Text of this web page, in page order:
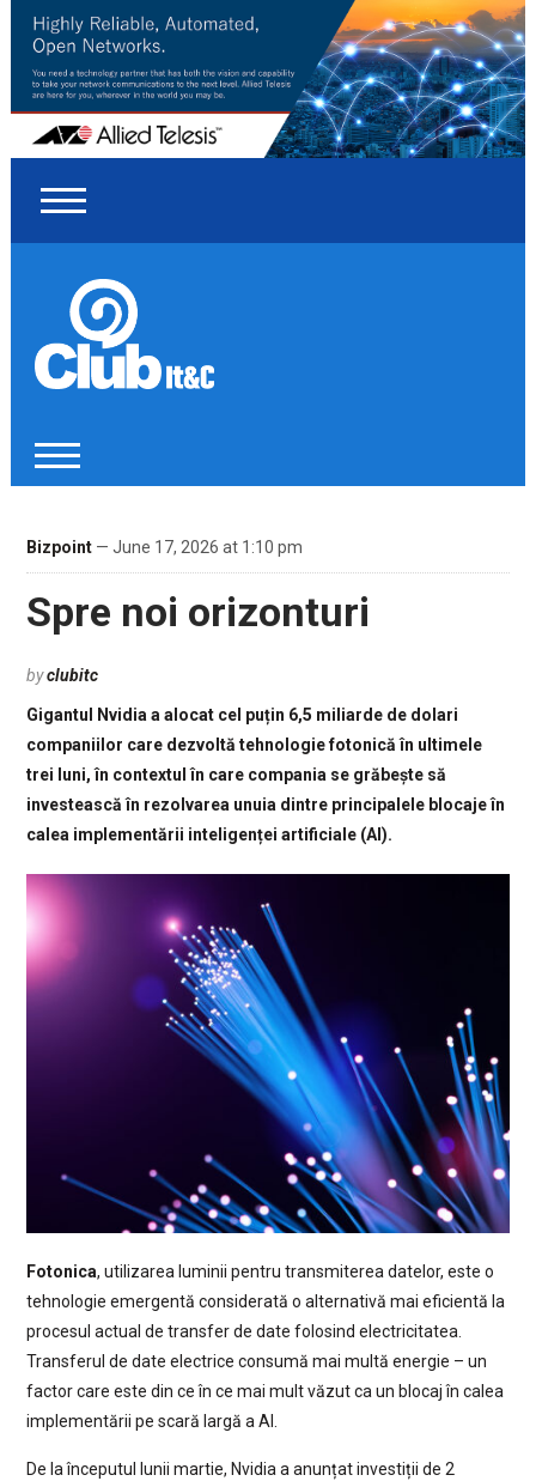
Bizpoint— June 17, 2026 at 1:10 pm
Spre noi orizonturi
byclubitc
Gigantul Nvidia a alocat cel puțin 6,5 miliarde de dolari
companiilor care dezvoltă tehnologie fotonică în ultimele
trei luni, în contextul în care compania se grăbește să
investească în rezolvarea unuia dintre principalele blocaje în
calea implementării inteligenței artificiale (AI).
Fotonica, utilizarea luminii pentru transmiterea datelor, este o
tehnologie emergentă considerată o alternativă mai eficientă la
procesul actual de transfer de date folosind electricitatea.
Transferul de date electrice consumă mai multă energie – un
factor care este din ce în ce mai mult văzut ca un blocaj în calea
implementării pe scară largă a AI.
De la începutul lunii martie, Nvidia a anunțat investiții de 2